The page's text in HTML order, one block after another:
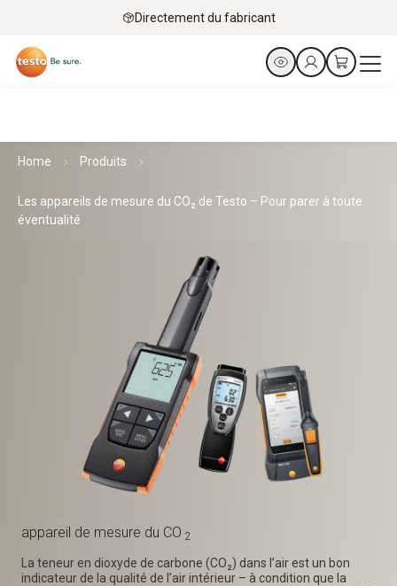
Directement du fabricant
Home Produits
Les appareils de mesure du CO₂ de Testo – Pour parer à toute
éventualité
appareil de mesure du CO 2
La teneur en dioxyde de carbone (CO₂) dans l’air est un bon
indicateur de la qualité de l’air intérieur – à condition que la